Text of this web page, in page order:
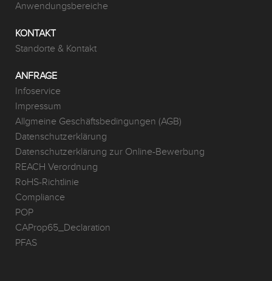
Anwendungsbereiche
KONTAKT
Standorte & Kontakt
ANFRAGE
Infoservice
Impressum
Allgmeine Geschäftsbedingungen (AGB)
Datenschutzerklärung
Datenschutzerklärung zur Online-Bewerbung
REACH Verordnung
RoHS-Richtlinie
Compliance
POP
CAProp65_Declaration
PFAS